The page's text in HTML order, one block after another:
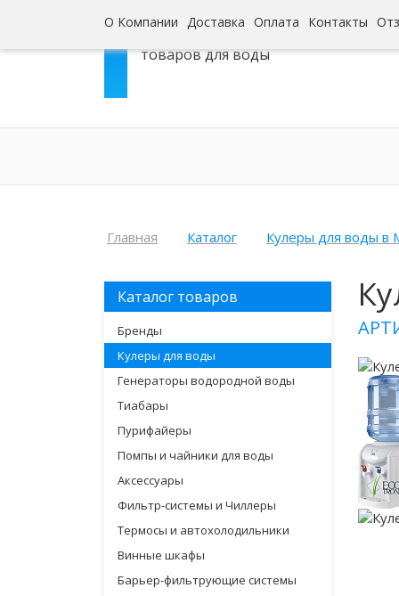
О Компании Доставка Оплата Контакты
Интернет-гипермаркет
товаров для воды
Главная Каталог Кулеры для воды в
Каталог товаров
Бренды
Кулеры для воды
Генераторы водородной воды
Тиабары
Пурифайеры
Помпы и чайники для воды
Аксессуары
Фильтр-системы и Чиллеры
Термосы и автохолодильники
Винные шкафы
Барьер-фильтрующие системы